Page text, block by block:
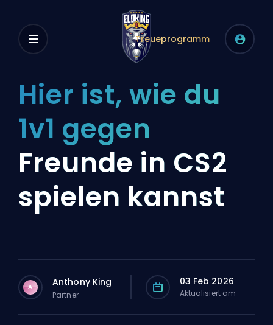
Treueprogramm
Hier ist, wie du
1v1 gegen
Freunde in CS2
spielen kannst
A Anthony King
Partner
03 Feb 2026
Aktualisiert am